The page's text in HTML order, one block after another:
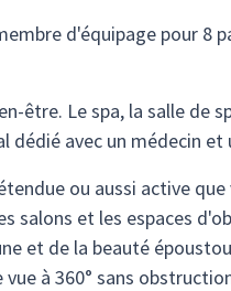
d'équipage pour 8
être. Le spa, la salle de
avec un médecin
ou aussi active
salons et les espaces
et de la beauté
à 360° sans